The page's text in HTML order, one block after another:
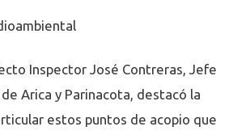
Inspector José Contreras, Jefe
Arica y Parinacota, destacó la
estos puntos de acopio que